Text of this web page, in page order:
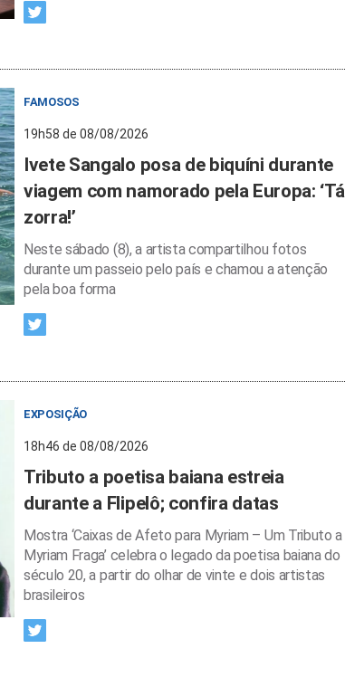
FAMOSOS
19h58 de 08/08/2026
Ivete Sangalo posa de biquíni durante
viagem com namorado pela Europa: ‘Tá
zorra!’
Neste sábado (8), a artista compartilhou fotos
durante um passeio pelo país e chamou a atenção
pela boa forma
EXPOSIÇÃO
18h46 de 08/08/2026
Tributo a poetisa baiana estreia
durante a Flipelô; confira datas
Mostra ‘Caixas de Afeto para Myriam – Um Tributo a
Myriam Fraga’ celebra o legado da poetisa baiana do
século 20, a partir do olhar de vinte e dois artistas
brasileiros